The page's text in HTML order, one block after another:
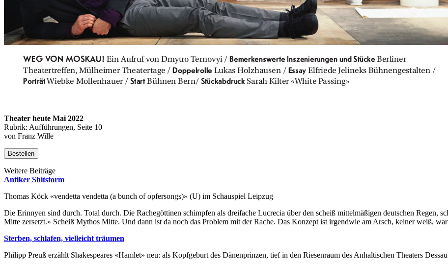
Theater heute Mai 2022
Rubrik: Aufführungen, Seite 10
von Franz Wille
Bestellen
Weitere Beiträge
Antiker Shitstorm
Thomas Köck «vendetta vendetta (a bunch of opfersongs)» (U) im Schauspiel Leipzug
Die Erinnyen sind durch. Total durch. Die Rachegöttinen schimpfen als dreifache Lucrecia über den scheiß mittelmäßigen deutschen Regen,
Mitte zersetzt.» Scheiß Mythos Mitte. Und dann ist da noch das Problem mit der Rache. Das Konzept ist irgendwie am Arsch, keiner weiß,
Sterben, schlafen, vielleicht träumen
Philipp Preuß erzählt Shakespeares «Hamlet» neu: als Kopfgeburt des Dänenprinzen, tief in den Riesenraum des Anhaltischen Theaters Dessau